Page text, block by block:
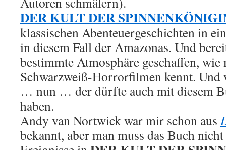
DER KULT DER
klassischen Abenteuergeschichten in
in diesem Fall der Amazonas. Und
bestimmte Atmosphäre geschaffen, wie
Schwarzweiß-Horrorfilmen kennt. Und
… nun … der dürfte auch mit diesem
haben.
Andy van Nortwick war mir schon aus
bekannt, aber man muss das Buch